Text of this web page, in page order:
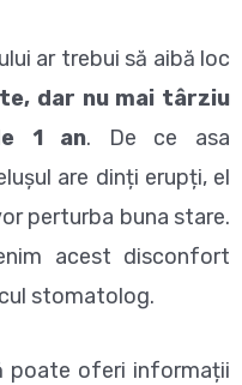
ar trebui să aibă loc
dar nu mai târziu
1 an. De ce asa
are dinți erupți, el
perturba buna stare.
acest disconfort
stomatolog.
poate oferi informații